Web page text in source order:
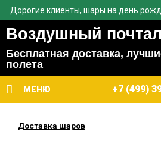
Дорогие клиенты, шары на день
Воздушный
Бесплатная доставка,
полета
МЕНЮ +7 (499)
Доставка шаров